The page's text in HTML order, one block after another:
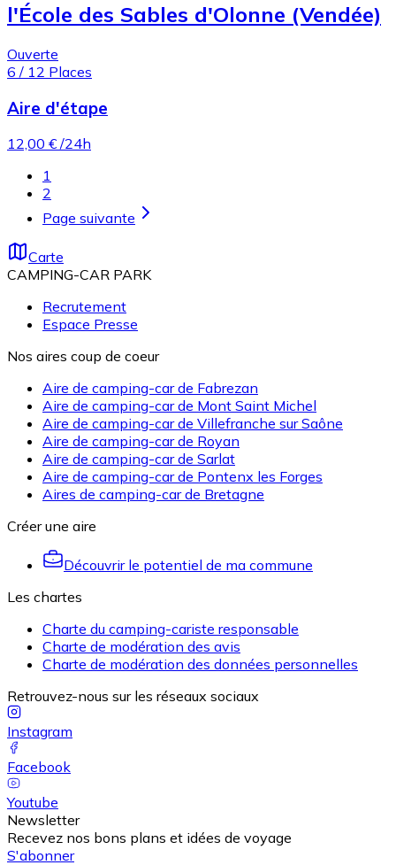
l'École des Sables d'Olonne (Vendée)
Ouverte
6 / 12 Places
Aire d'étape
12,00 € /24h
1
2
Page suivante
Carte
CAMPING-CAR PARK
Recrutement
Espace Presse
Nos aires coup de coeur
Aire de camping-car de Fabrezan
Aire de camping-car de Mont Saint Michel
Aire de camping-car de Villefranche sur Saône
Aire de camping-car de Royan
Aire de camping-car de Sarlat
Aire de camping-car de Pontenx les Forges
Aires de camping-car de Bretagne
Créer une aire
Découvrir le potentiel de ma commune
Les chartes
Charte du camping-cariste responsable
Charte de modération des avis
Charte de modération des données personnelles
Retrouvez-nous sur les réseaux sociaux
Instagram
Facebook
Youtube
Newsletter
Recevez nos bons plans et idées de voyage
S'abonner